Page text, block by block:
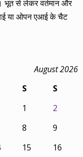
भूत से लेकर वर्तमान और
या ओपन एआई के चैट
August 2026
S
S
1
2
8
9
15 16